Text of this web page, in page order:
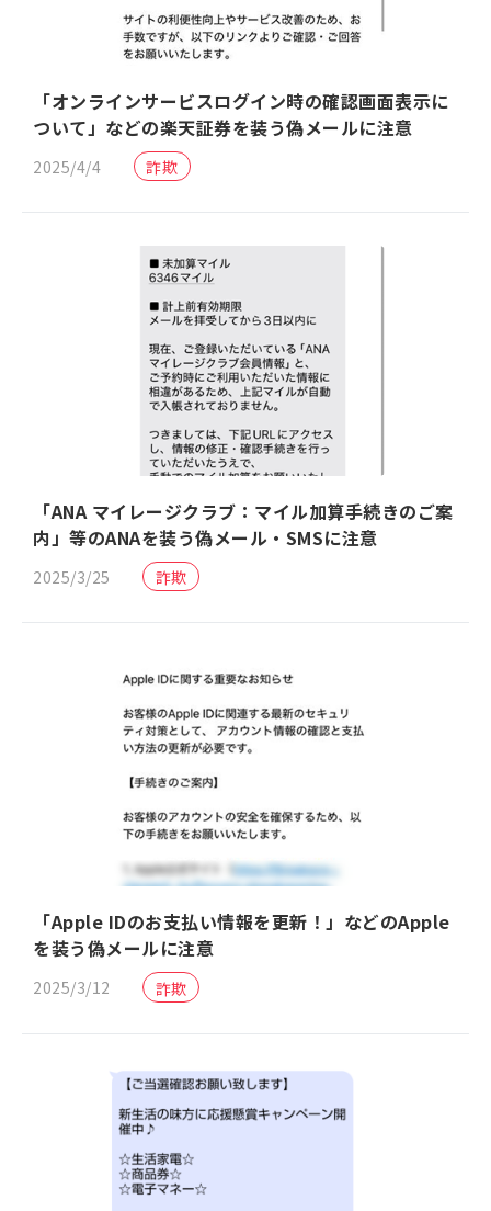
「オンラインサービスログイン時の確認画面表示に
ついて」などの楽天証券を装う偽メールに注意
2025/4/4 詐欺
「ANA マイレージクラブ：マイル加算手続きのご案
内」等のANAを装う偽メール・SMSに注意
2025/3/25 詐欺
「Apple IDのお支払い情報を更新！」などのApple
を装う偽メールに注意
2025/3/12 詐欺